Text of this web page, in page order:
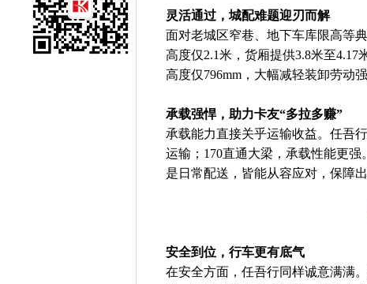
灵活通过，城配难题迎刃而解
面对老城区窄巷、地下车库限高等
高度仅2.1米，货厢提供3.8米至
高度仅796mm，大幅减轻装卸劳动
承载强悍，助力卡友“多拉多赚”
承载能力直接关乎运输收益。任吾
运输；170直通大梁，承载性能更
是日常配送，皆能从容应对，保障出
安全到位，行车更有底气
在安全方面，任吾行同样诚意满满